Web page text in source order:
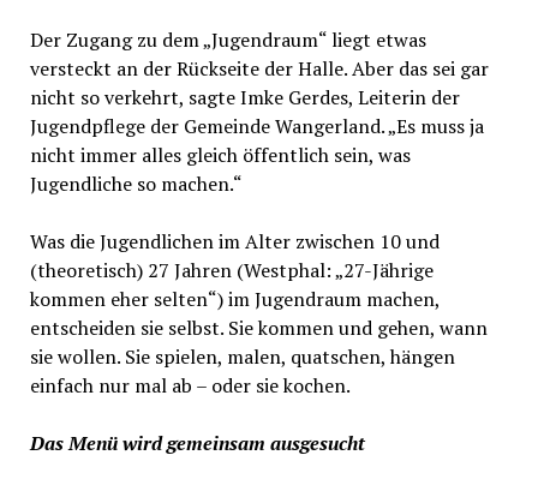
Der Zugang zu dem „Jugendraum“ liegt etwas
versteckt an der Rückseite der Halle. Aber das sei gar
nicht so verkehrt, sagte Imke Gerdes, Leiterin der
Jugendpflege der Gemeinde Wangerland. „Es muss ja
nicht immer alles gleich öffentlich sein, was
Jugendliche so machen.“
Was die Jugendlichen im Alter zwischen 10 und
(theoretisch) 27 Jahren (Westphal: „27-Jährige
kommen eher selten“) im Jugendraum machen,
entscheiden sie selbst. Sie kommen und gehen, wann
sie wollen. Sie spielen, malen, quatschen, hängen
einfach nur mal ab – oder sie kochen.
Das Menü wird gemeinsam ausgesucht